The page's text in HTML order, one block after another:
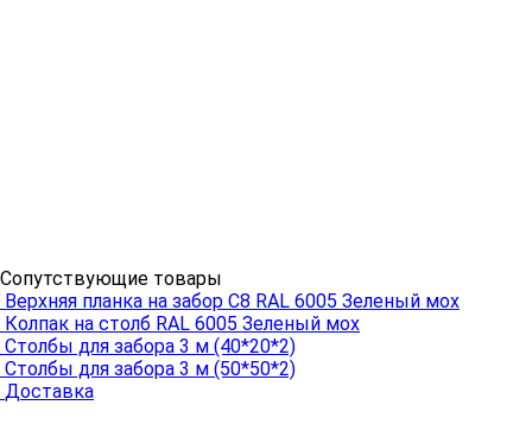
Сопутствующие товары
Верхняя планка на забор С8 RAL 6005 Зеленый мох
Колпак на столб RAL 6005 Зеленый мох
Столбы для забора 3 м (40*20*2)
Столбы для забора 3 м (50*50*2)
Доставка